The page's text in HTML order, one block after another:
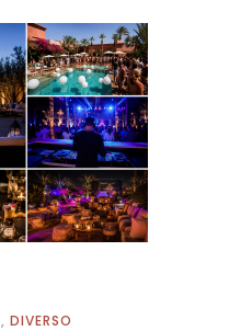
, DIVERSO